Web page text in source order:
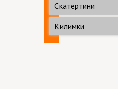
Скатертини
Килимки